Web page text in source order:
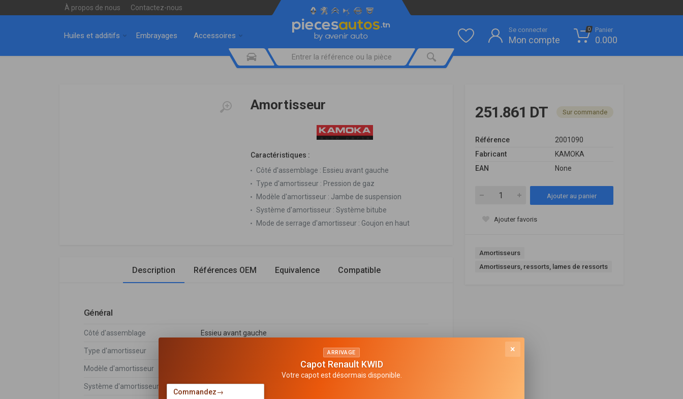
À propos de nous Contactez-nous
Huiles et additifs Embrayages Accessoires
Se connecter
Mon compte
0 Panier
0.000
Amortisseur
Caractéristiques :
Côté d'assemblage : Essieu avant gauche
Type d'amortisseur : Pression de gaz
Modèle d'amortisseur : Jambe de suspension
Système d'amortisseur : Système bitube
Mode de serrage d'amortisseur : Goujon en haut
251.861 DT Sur commande
Référence
2001090
Fabricant
KAMOKA
EAN
None
Ajouter au panier
Ajouter favoris
Amortisseurs
Amortisseurs, ressorts, lames de ressorts
Description Références OEM Equivalence Compatible
Général
Côté d'assemblage Essieu avant gauche
Type d'amortisseur
Modèle d'amortisseur
Système d'amortisseur Système bitube
×
ARRIVAGE
Capot Renault KWID
Votre capot est désormais disponible.
Commandez→